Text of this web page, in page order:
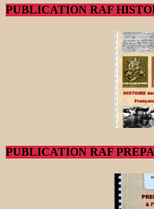
PUBLICATION RAF
PUBLICATION RAF